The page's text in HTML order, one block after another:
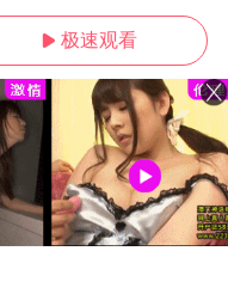
 极速观看